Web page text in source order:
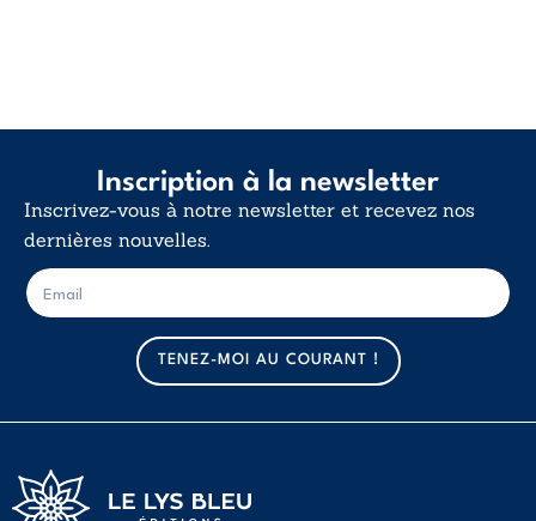
Inscription à la newsletter
Inscrivez-vous à notre newsletter et recevez nos
dernières nouvelles.
m
a
i
l
E
-
m
TENEZ-MOI AU COURANT !